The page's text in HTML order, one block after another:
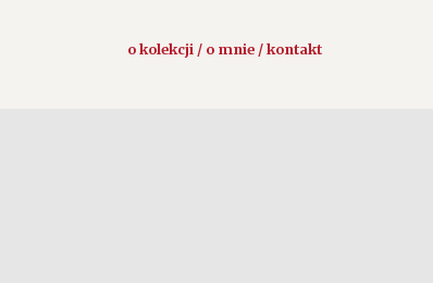
o kolekcji / o mnie / kontakt